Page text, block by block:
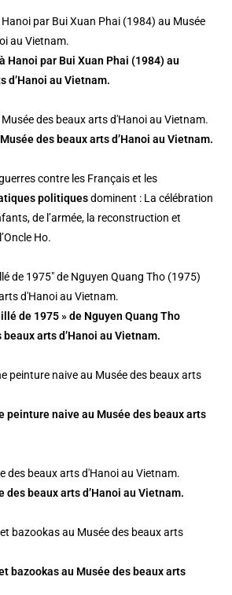
Hanoi par Bui Xuan Phai (1984) au
d’Hanoi au Vietnam.
des beaux arts d’Hanoi au Vietnam.
contre les Français et les
politiquesdominent : La célébration
de l’armée, la reconstruction et
Ho.
de 1975 » de Nguyen Quang Tho
arts d’Hanoi au Vietnam.
peinture naive au Musée des beaux arts
des beaux arts d’Hanoi au Vietnam.
bazookas au Musée des beaux arts